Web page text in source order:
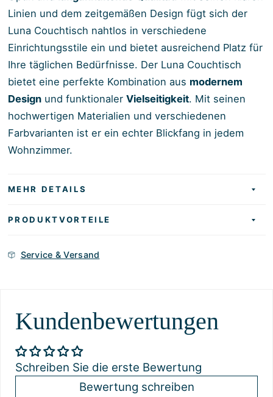
Linien und dem zeitgemäßen Design fügt sich der
Luna Couchtisch nahtlos in verschiedene
Einrichtungsstile ein und bietet ausreichend Platz für
Ihre täglichen Bedürfnisse. Der Luna Couchtisch
bietet eine perfekte Kombination aus modernem
Designund funktionaler Vielseitigkeit. Mit seinen
hochwertigen Materialien und verschiedenen
Farbvarianten ist er ein echter Blickfang in jedem
Wohnzimmer.
MEHR DETAILS
PRODUKTVORTEILE
Service & Versand
Kundenbewertungen
Schreiben Sie die erste Bewertung
Bewertung schreiben